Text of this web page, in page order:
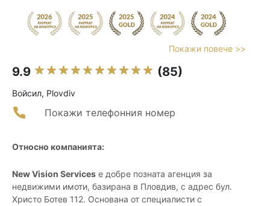
Покажи повече >>
9.9 (85)
Войсил, Plovdiv
Покажи телефонния номер
Относно компанията:
New Vision Services е добре позната агенция за
недвижими имоти, базирана в Пловдив, с адрес бул.
Христо Ботев 112. Основана от специалисти с